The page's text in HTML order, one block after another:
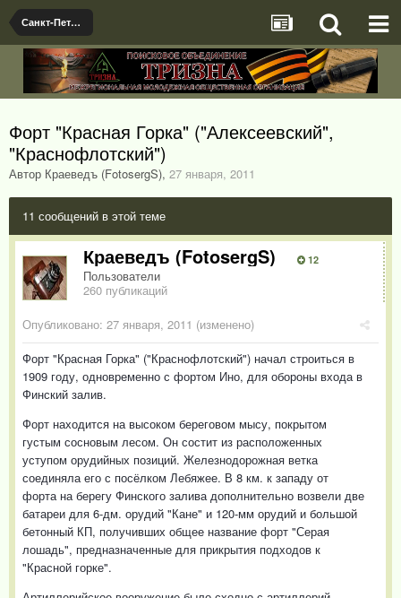
Санкт-Петербург
Форт "Красная Горка" ("Алексеевский",
"Краснофлотский")
Автор Краеведъ (FotosergS), 27 января, 2011
11 сообщений в этой теме
Краеведъ (FotosergS) 12
Пользователи
260 публикаций
Опубликовано: 27 января, 2011 (изменено)
Форт "Красная Горка" ("Краснофлотский") начал строиться в
1909 году, одновременно с фортом Ино, для обороны входа в
Финский залив.
Форт находится на высоком береговом мысу, покрытом
густым сосновым лесом. Он состит из расположенных
уступом орудийных позиций. Железнодорожная ветка
соединяла его с посёлком Лебяжее. В 8 км. к западу от
форта на берегу Финского залива дополнительно возвели две
батареи для 6-дм. орудий "Кане" и 120-мм орудий и большой
бетонный КП, получивших общее название форт "Серая
лошадь", предназначенные для прикрытия подходов к
"Красной горке".